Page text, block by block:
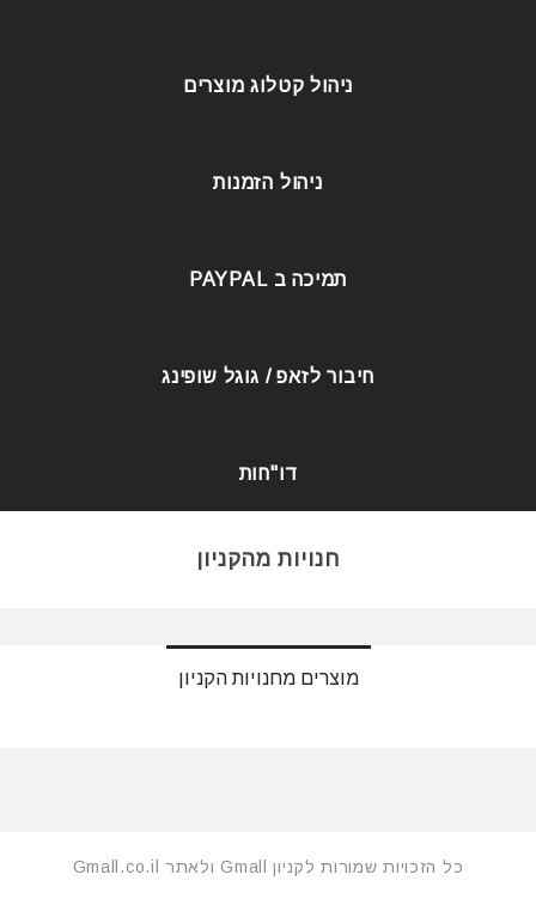
ניהול קטלוג מוצרים
ניהול הזמנות
תמיכה ב PAYPAL
חיבור לזאפ / גוגל שופינג
דו"חות
חנויות מהקניון
מוצרים מחנויות הקניון
כל הזכויות שמורות לקניון Gmall ולאתר Gmall.co.il